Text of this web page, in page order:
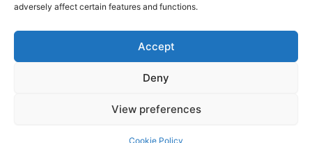
adversely affect certain features and functions.
Accept
Deny
View preferences
Cookie Policy
Conditions générales de vente